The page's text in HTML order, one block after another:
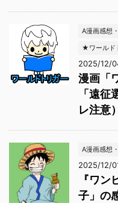
A漫画感想
★ワールド
2025/12/
漫画「
「遠
レ注意）
A漫画感想
2025/12/
『ワ
子」の